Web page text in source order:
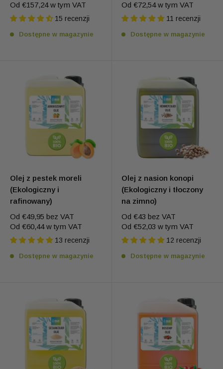
Od €157,24w tym VAT
15 recenzji
Dostępne w magazynie
Od €72,54w tym VAT
11 recenzji
Dostępne w magazynie
Olej z pestek moreli
(Ekologiczny i
rafinowany)
Od €49,95 bez VAT
Od €60,44w tym VAT
13 recenzji
Dostępne w magazynie
Olej z nasion konopi
(Ekologiczny i tłoczony
na zimno)
Od €43 bez VAT
Od €52,03 w tym VAT
12 recenzji
Dostępne w magazynie